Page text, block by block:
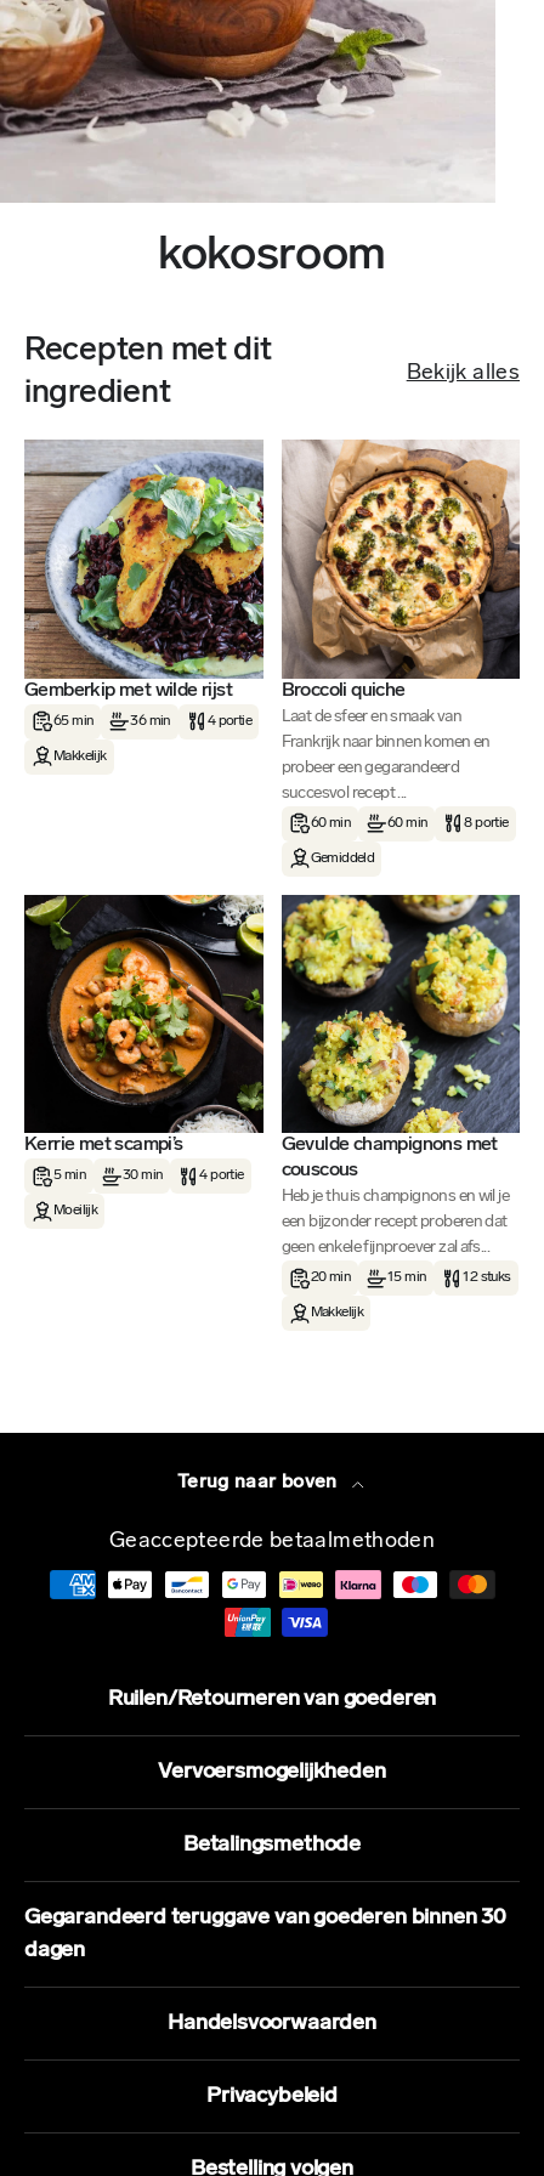
kokosroom
Recepten met dit
ingredient
Bekijk alles
Gemberkip met wilde rijst
65 min 36 min 4 portie
Makkelijk
Broccoli quiche
Laat de sfeer en smaak van
Frankrijk naar binnen komen en
probeer een gegarandeerd
succesvol recept ...
60 min 60 min 8 portie
Gemiddeld
Kerrie met scampi’s
5 min 30 min 4 portie
Moeilijk
Gevulde champignons met
couscous
Heb je thuis champignons en wil je
een bijzonder recept proberen dat
geen enkele fijnproever zal afs...
20 min 15 min 12 stuks
Makkelijk
Terug naar boven
Geaccepteerde betaalmethoden
Ruilen/Retourneren van goederen
Vervoersmogelijkheden
Betalingsmethode
Gegarandeerd teruggave van goederen binnen 30
dagen
Handelsvoorwaarden
Privacybeleid
Bestelling volgen